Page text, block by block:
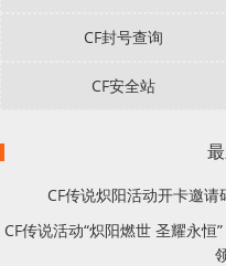
CF封号查询
CF安全站
CF传说炽阳活动开卡邀
CF传说活动“炽阳燃世 圣耀永